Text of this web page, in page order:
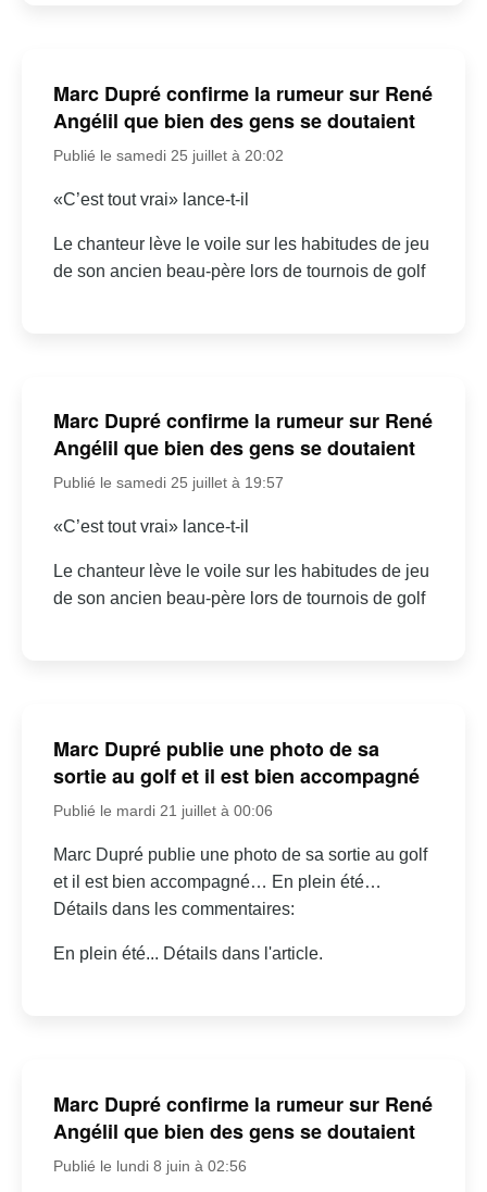
Marc Dupré confirme la rumeur sur René
Angélil que bien des gens se doutaient
Publié le samedi 25 juillet à 20:02
«C’est tout vrai» lance-t-il
Le chanteur lève le voile sur les habitudes de jeu
de son ancien beau-père lors de tournois de golf
Marc Dupré confirme la rumeur sur René
Angélil que bien des gens se doutaient
Publié le samedi 25 juillet à 19:57
«C’est tout vrai» lance-t-il
Le chanteur lève le voile sur les habitudes de jeu
de son ancien beau-père lors de tournois de golf
Marc Dupré publie une photo de sa
sortie au golf et il est bien accompagné
Publié le mardi 21 juillet à 00:06
Marc Dupré publie une photo de sa sortie au golf
et il est bien accompagné… En plein été…
Détails dans les commentaires:
En plein été... Détails dans l'article.
Marc Dupré confirme la rumeur sur René
Angélil que bien des gens se doutaient
Publié le lundi 8 juin à 02:56